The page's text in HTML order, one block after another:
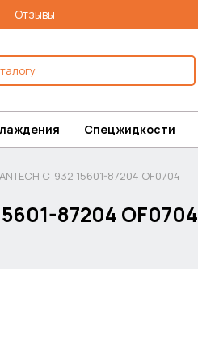
Отзывы
Спецжидкости
C-932 15601-87204 OF0704
87204 OF0704